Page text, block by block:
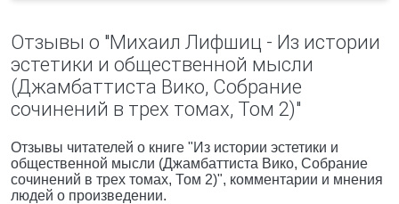
Отзывы о "Михаил Лифшиц - Из истории
эстетики и общественной мысли
(Джамбаттиста Вико, Собрание
сочинений в трех томах, Том 2)"
Отзывы читателей о книге "Из истории эстетики и
общественной мысли (Джамбаттиста Вико, Собрание
сочинений в трех томах, Том 2)", комментарии и мнения
людей о произведении.